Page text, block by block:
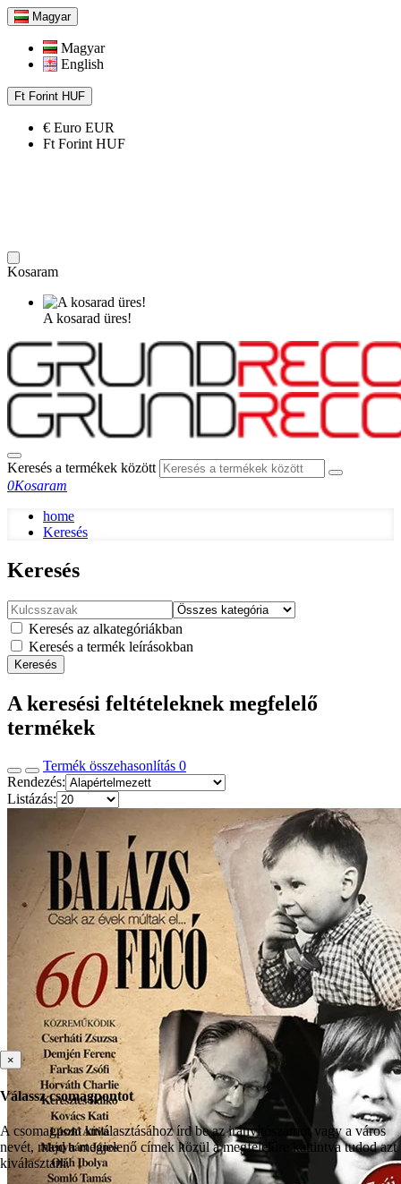
Magyar
Magyar
English
Ft Forint HUF
€ Euro EUR
Ft Forint HUF
Kosaram
A kosarad üres!
Keresés a termékek között
0Kosaram
home
Keresés
Keresés
Keresés az alkategóriákban
Keresés a termék leírásokban
Keresés
A keresési feltételeknek megfelelő
termékek
Termék összehasonlítás 0
Rendezés:
Listázás:
×
Válassz csomagpontot
A csomagpont kiválasztásához írd be az irányítószámot vagy a város
nevét, majd a megjelenő címek közül a megfelelőre kattintva tudod azt
kiválasztani.